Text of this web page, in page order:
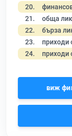
20.
21. обща
22. бърза
23. приходи
24. приходи
виж